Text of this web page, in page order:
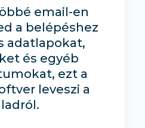
email-en
a belépéshez
adatlapokat,
és egyéb
ezt a
leveszi a